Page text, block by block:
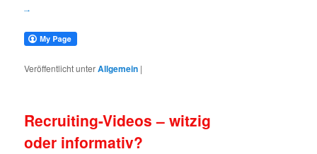
→
Veröffentlicht unterAllgemein |
Recruiting-Videos – witzig
oder informativ?